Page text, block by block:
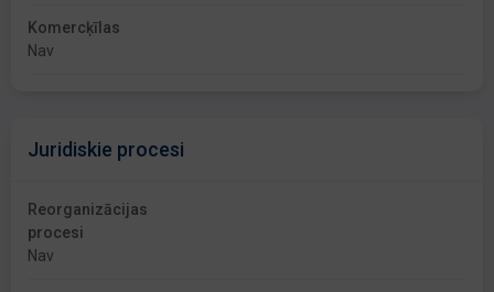
Komercķīlas
Nav
Juridiskie procesi
Reorganizācijas
procesi
Nav